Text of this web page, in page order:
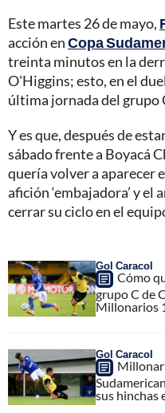
Este martes 26 de mayo,
acción enCopa
treinta minutos en la
O'Higgins; esto, en el
última jornada del grupo
Y es que, después de
sábado frente a Boyacá
quería volver a aparecer
afición ‘embajadora’ y el
cerrar su ciclo en el
Gol Caracol
Cómo
grupo C de
Millonarios
Gol Caracol
sus hinchas